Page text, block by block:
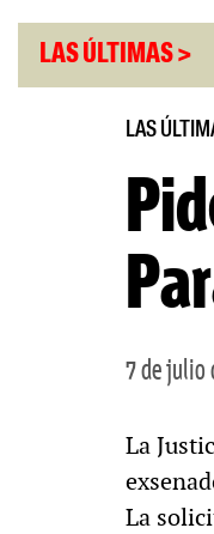
LAS ÚLTIMAS >
universitario |
LAS
7 de julio
La
La